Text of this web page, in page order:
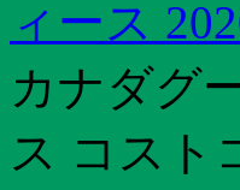
ィース
カナダグ
ス コスト